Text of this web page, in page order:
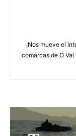
¡Nos mueve el
comarcas de O